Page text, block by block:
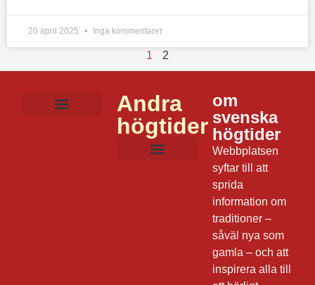
20 april 2025 Inga kommentarer
1 2
Andra
högtider
om
svenska
högtider
Webbplatsen
syftar till att
sprida
information om
traditioner –
såväl nya som
gamla – och att
inspirera alla till